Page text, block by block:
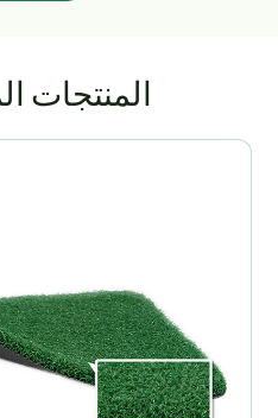
المنتجات